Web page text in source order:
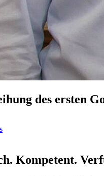
des ersten
Kompetent.